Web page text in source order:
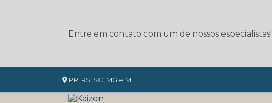
Entre em contato com um de nossos especialistas!
PR, RS, SC, MG e MT